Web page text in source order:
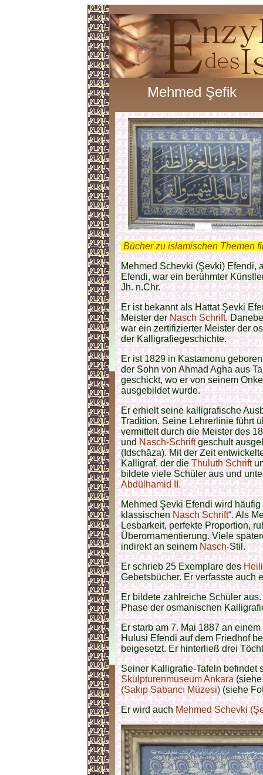
Mehmed Şefik
Bücher zu islamischen Themen
Mehmed Schevki (Şevki) Efendi,
Efendi, war ein berühmter
Jh. n.Chr.
Er ist bekannt als Hattat Şevki
Meister derNasch Schrift.
war ein zertifizierter Meister der
der Kalligrafiegeschichte.
Er ist 1829 in Kastamonu
der Sohn von Ahmad Agha aus
geschickt, wo er von seinem
ausgebildet wurde.
Er erhielt seine kalligrafische
Tradition. Seine Lehrerlinie führt
vermittelt durch die Meister des
undNasch-Schriftgeschult
(Idschāza). Mit der Zeit
Kalligraf, der dieThuluth Schrift
bildete viele Schüler aus und
Abdülhamid II.
Mehmed Şevki Efendi wird
klassischenNasch Schrift“. Als
Lesbarkeit, perfekte Proportion,
Überornamentierung. Viele
indirekt an seinemNasch-Stil.
Er schrieb 25 Exemplare des
Gebetsbücher. Er verfasste auch
Er bildete zahlreiche Schüler
Phase der osmanischen
Er starb am 7. Mai 1887 an
Hulusi Efendi auf dem Friedhof
beigesetzt. Er hinterließ drei
Seiner Kalligrafie-Tafeln befindet
Skulpturenmuseum Ankara(siehe
(Sakıp Sabancı Müzesi)(siehe
Er wird auchMehmed Schevki